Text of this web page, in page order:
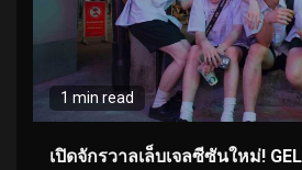
1 min read
เปิดจักรวาลเล็บเจลซีซันใหม่!